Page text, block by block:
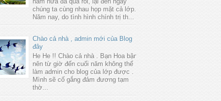
chúng ta cùng nhau họp mặt cả lớp.
Năm nay, do tình hình chính trị th...
Chào cả nhà , admin mới của Blog
đây
He He !! Chào cả nhà . Bạn Hoa bận
nên từ giờ đến cuối năm không thể
làm admin cho blog của lớp được .
Mình sẽ cố gắng đảm đương tạm
thờ...